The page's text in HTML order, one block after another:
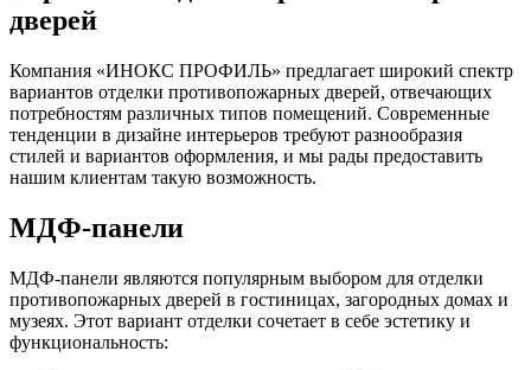
дверей
Компания «ИНОКС ПРОФИЛЬ» предлагает широкий спектр
вариантов отделки противопожарных дверей, отвечающих
потребностям различных типов помещений. Современные
тенденции в дизайне интерьеров требуют разнообразия
стилей и вариантов оформления, и мы рады предоставить
нашим клиентам такую возможность.
МДФ-панели
МДФ-панели являются популярным выбором для отделки
противопожарных дверей в гостиницах, загородных домах и
музеях. Этот вариант отделки сочетает в себе эстетику и
функциональность: